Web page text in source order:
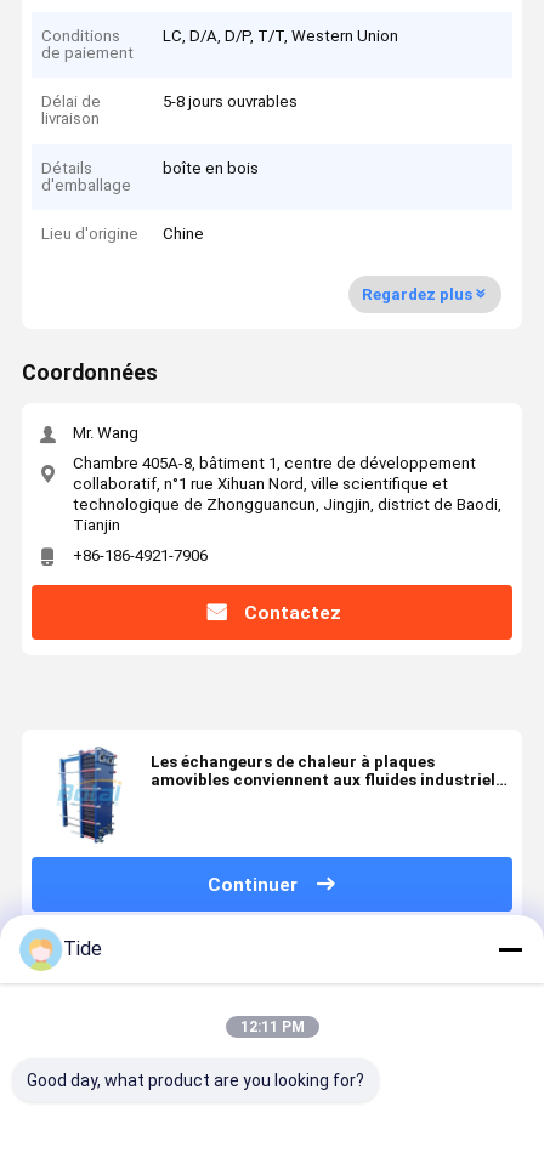
Conditions
de paiement
LC, D/A, D/P, T/T, Western Union
Délai de
livraison
5-8 jours ouvrables
Détails
d'emballage
boîte en bois
Lieu d'origine Chine
Regardez plus
Coordonnées
Mr. Wang
Chambre 405A-8, bâtiment 1, centre de développement
collaboratif, n°1 rue Xihuan Nord, ville scientifique et
technologique de Zhongguancun, Jingjin, district de Baodi,
Tianjin
+86-186-4921-7906
Contactez
Les échangeurs de chaleur à plaques
amovibles conviennent aux fluides industriels
Continuer
Produits Recommandés
Tide
12:11 PM
Good day, what product are you looking for?